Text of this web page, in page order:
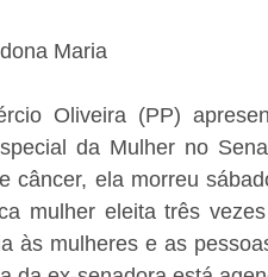
Maria
Oliveira (PP)
da Mulher no
câncer, ela morreu
mulher eleita três
às mulheres e as